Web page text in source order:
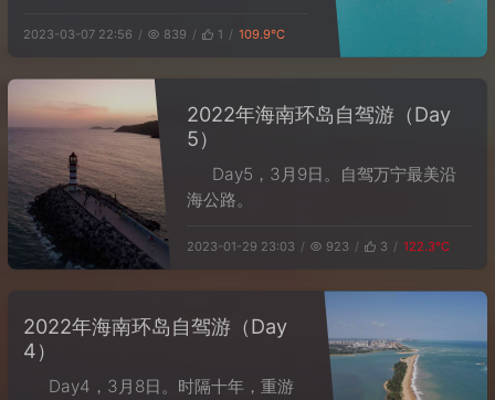
2023-03-07 22:56 839 1 109.9℃
2022年海南环岛自驾游（Day
5）
Day5，3月9日。自驾万宁最美沿
海公路。
2023-01-29 23:03 923 3 122.3℃
2022年海南环岛自驾游（Day
4）
Day4，3月8日。时隔十年，重游